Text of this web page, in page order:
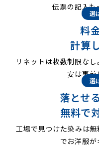
伝票の記入も
選
料
計算
リネットは枚数制限な
安は事前
選
落とせ
無料で
工場で見つけた染みは
でお洋服が